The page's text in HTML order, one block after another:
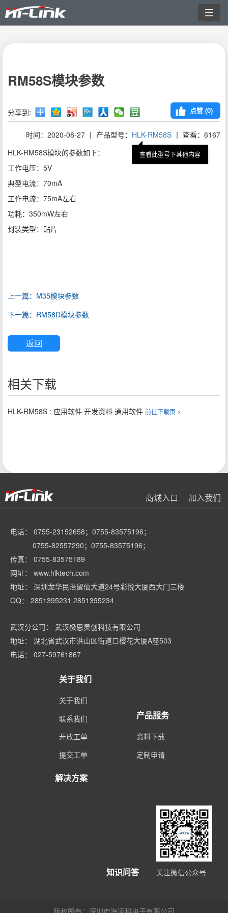
切
换
RM58S模块参数
分享到: 点赞 (0)
时间：2020-08-27 丨 产品型号： HLK-RM58S 丨 查看：6167
HLK-RM58S模块的参数如下：
工作电压：5V
典型电流：70mA
工作电流：75mA左右
功耗：350mW左右
封装类型：贴片
上一篇：M35模块参数
下一篇：RM58D模块参数
返回
相关下载
HLK-RM58S : 应用软件 开发资料 通用软件 前往下载页 >
商城入口 加入我们
电话： 0755-23152658；0755-83575196；
0755-82557290；0755-83575196；
传真： 0755-83575189
网址： www.hlktech.com
地址： 深圳龙华民治留仙大道24号彩悦大厦西大门三楼
QQ： 2851395231 2851395234
武汉分公司： 武汉极思灵创科技有限公司
地址： 湖北省武汉市洪山区街道口樱花大厦A座503
电话： 027-59761867
关于我们
关于我们
联系我们
开放工单
提交工单
产品服务
资料下载
定制申请
知识问答
解决方案
关注微信公众号
版权所有：深圳市海凌科电子有限公司
查看此型号下其他内容